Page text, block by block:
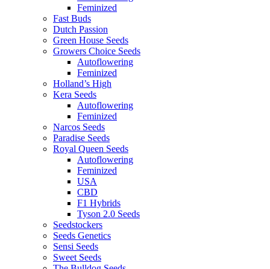
Feminized
Fast Buds
Dutch Passion
Green House Seeds
Growers Choice Seeds
Autoflowering
Feminized
Holland’s High
Kera Seeds
Autoflowering
Feminized
Narcos Seeds
Paradise Seeds
Royal Queen Seeds
Autoflowering
Feminized
USA
CBD
F1 Hybrids
Tyson 2.0 Seeds
Seedstockers
Seeds Genetics
Sensi Seeds
Sweet Seeds